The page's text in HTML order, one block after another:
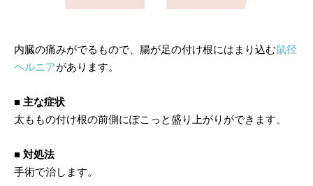
内臓の痛みがでるもので、腸が足の付け根にはまり込む鼠径
ヘルニアがあります。
■ 主な症状
太ももの付け根の前側にぽこっと盛り上がりができます。
■ 対処法
手術で治します。